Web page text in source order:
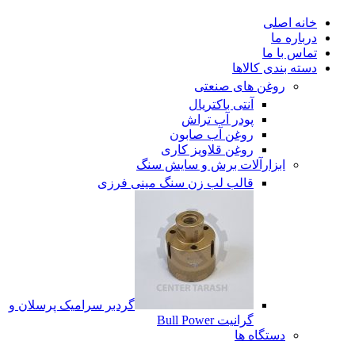
خانه اصلی
درباره ما
تماس با ما
دسته بندی کالاها
روغن های صنعتی
آنتی باکتریال
پودر آب تراش
روغن آب صابون
روغن قلاویز کاری
ابزارآلات برش و سایش سنگ
قالب لب زن سنگ مینی فرزی
گردبر سرامیک پرسلان و
گرانیت Bull Power
دستگاه ها